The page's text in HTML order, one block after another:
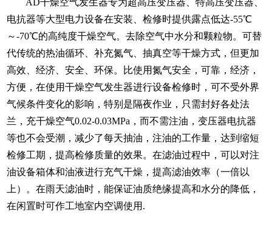
AD干燥空气发生器专为超高压变压器、特高压变压器、
电抗器等大型电力设备在安装、检修时提供露点低达-55℃
～-70℃的高纯度干燥空气。去除空气中水分和颗粒物。可替
代传统的热油循环、补充氮气、抽真空等干燥方式，但更加
高效、经济、安全、环保。比使用氮气安全，可靠，经济，
方便，在使用干燥空气发生器进行设备检修时，可不受外界
气候条件变化的影响，特别是隔夜作业，只需封好各处法
兰，充干燥空气0.02-0.03MPa，而不需注油，变压器电抗器
等也不会受潮，减少了每天抽油，注油的工作量，达到缩短
检修工期，提高检修质量的效果。在滤油过程中，可以对注
油设备箱体和油液进行充气干燥，提高滤油效率（一倍以
上）。在雨天滤油时，能保证油质绝缘提高和水分的降低，
在闲置时可作工地室内空调使用.